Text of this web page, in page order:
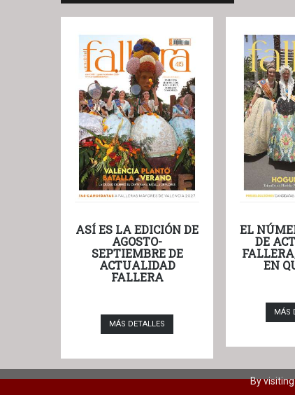
ASÍ ES LA EDICIÓN DE
AGOSTO-
SEPTIEMBRE DE
ACTUALIDAD
FALLERA
MÁS DETALLES
EL
DE
EN
MÁS
By